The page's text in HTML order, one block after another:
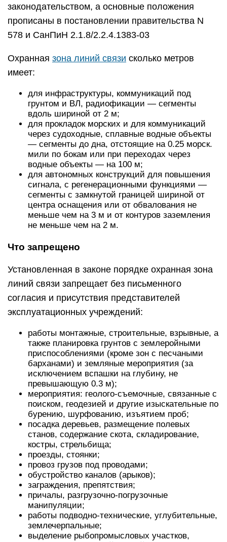
законодательством, а основные положения
прописаны в постановлении правительства N
578 и СанПиН 2.1.8/2.2.4.1383-03
Охранная зона линий связи сколько метров
имеет:
для инфраструктуры, коммуникаций под
грунтом и ВЛ, радиофикации — сегменты
вдоль шириной от 2 м;
для прокладок морских и для коммуникаций
через судоходные, сплавные водные объекты
— сегменты до дна, отстоящие на 0.25 морск.
мили по бокам или при переходах через
водные объекты — на 100 м;
для автономных конструкций для повышения
сигнала, с регенерационными функциями —
сегменты с замкнутой границей шириной от
центра оснащения или от обвалования не
меньше чем на 3 м и от контуров заземления
не меньше чем на 2 м.
Что запрещено
Установленная в законе порядке охранная зона
линий связи запрещает без письменного
согласия и присутствия представителей
эксплуатационных учреждений:
работы монтажные, строительные, взрывные, а
также планировка грунтов с землеройными
приспособлениями (кроме зон с песчаными
барханами) и земляные мероприятия (за
исключением вспашки на глубину, не
превышающую 0.3 м);
мероприятия: геолого-съемочные, связанные с
поиском, геодезией и другие изыскательные по
бурению, шурфованию, изъятием проб;
посадка деревьев, размещение полевых
станов, содержание скота, складирование,
костры, стрельбища;
проезды, стоянки;
провоз грузов под проводами;
обустройство каналов (арыков);
заграждения, препятствия;
причалы, разгрузочно-погрузочные
манипуляции;
работы подводно-технические, углубительные,
землечерпальные;
выделение рыбопромысловых участков,